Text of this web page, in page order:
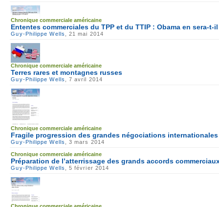
Chronique commerciale américaine
Ententes commerciales du TPP et du TTIP : Obama en sera-t-
Guy-Philippe Wells , 21 mai 2014
Chronique commerciale américaine
Terres rares et montagnes russes
Guy-Philippe Wells , 7 avril 2014
Chronique commerciale américaine
Fragile progression des grandes négociations internationales
Guy-Philippe Wells , 3 mars 2014
Chronique commerciale américaine
Préparation de l’atterrissage des grands accords
Guy-Philippe Wells , 5 février 2014